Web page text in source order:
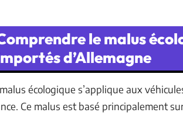
le malus
d’Allemagne
écologique s’applique aux
Ce malus est basé principalement